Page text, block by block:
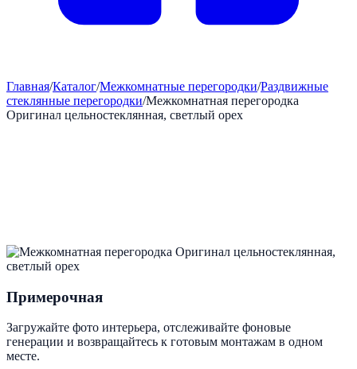
Главная/Каталог/Межкомнатные перегородки/Раздвижные
стеклянные перегородки/Межкомнатная перегородка
Оригинал цельностеклянная, светлый орех
Примерочная
Загружайте фото интерьера, отслеживайте фоновые
генерации и возвращайтесь к готовым монтажам в одном
месте.